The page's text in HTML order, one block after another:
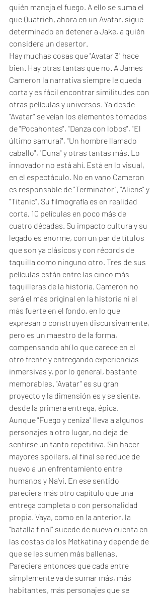
quién maneja el fuego. A ello se suma el
que Quatrich, ahora en un Avatar, sigue
determinado en detener a Jake, a quién
considera un desertor.
Hay muchas cosas que "Avatar 3" hace
bien. Hay otras tantas que no. A James
Cameron la narrativa siempre le queda
corta y es fácil encontrar similitudes con
otras películas y universos. Ya desde
"Avatar" se veían los elementos tomados
de "Pocahontas", "Danza con lobos", "El
último samurai", "Un hombre llamado
caballo", "Duna" y otras tantas más. Lo
innovador no está ahí. Está en lo visual,
en el espectáculo. No en vano Cameron
es responsable de "Terminator", "Aliens" y
"Titanic". Su filmografía es en realidad
corta, 10 películas en poco más de
cuatro décadas. Su impacto cultura y su
legado es enorme, con un par de títulos
que son ya clásicos y con récords de
taquilla como ninguno otro. Tres de sus
películas están entre las cinco más
taquilleras de la historia. Cameron no
será el más original en la historia ni el
más fuerte en el fondo, en lo que
expresan o construyen discursivamente,
pero es un maestro de la forma,
compensando ahí lo que carece en el
otro frente y entregando experiencias
inmersivas y, por lo general, bastante
memorables. "Avatar" es su gran
proyecto y la dimensión es y se siente,
desde la primera entrega, épica.
Aunque "Fuego y ceniza" lleva a algunos
personajes a otro lugar, no deja de
sentirse un tanto repetitiva. Sin hacer
mayores spoilers, al final se reduce de
nuevo a un enfrentamiento entre
humanos y Na'vi. En ese sentido
pareciera más otro capítulo que una
entrega completa o con personalidad
propia. Vaya, como en la anterior, la
"batalla final" sucede de nueva cuenta en
las costas de los Metkatina y depende de
que se les sumen más ballenas.
Pareciera entonces que cada entre
simplemente va de sumar más, más
habitantes, más personajes que se